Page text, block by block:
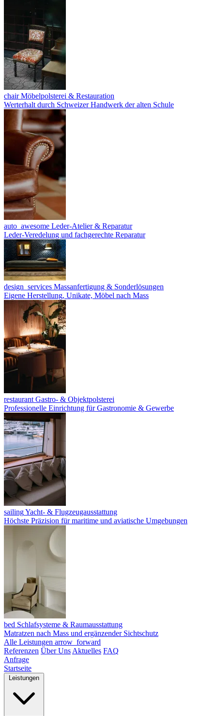
chair Möbelpolsterei & Restauration
Werterhalt durch Schweizer Handwerk der alten Schule
auto_awesome Leder-Atelier & Reparatur
Leder-Veredelung und fachgerechte Reparatur
design_services Massanfertigung & Sonderlösungen
Eigene Herstellung, Unikate, Möbel nach Mass
restaurant Gastro- & Objektpolsterei
Professionelle Einrichtung für Gastronomie & Gewerbe
sailingYacht- & Flugzeugausstattung
Höchste Präzision für maritime und aviatische Umgebungen
bed Schlafsysteme & Raumausstattung
Matratzen nach Mass und ergänzender Sichtschutz
Alle Leistungen arrow_forward
Referenzen Über Uns Aktuelles FAQ
Anfrage
Startseite